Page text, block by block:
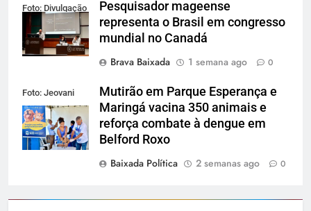
Foto: Divulgação
Pesquisador mageense
representa o Brasil em congresso
mundial no Canadá
Brava Baixada
1 semana ago 0
Foto: Jeovani
Campos / PMBR
Mutirão em Parque Esperança e
Maringá vacina 350 animais e
reforça combate à dengue em
Belford Roxo
Baixada Política
2 semanas ago 0